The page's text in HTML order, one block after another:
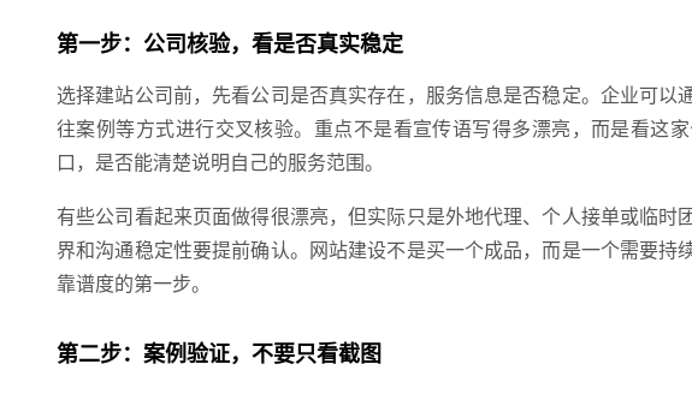
第一步：公司核验，看是否真实稳定
选择建站公司前，先看公司是否真实存在，服务信息是否稳定。企业可以
往案例等方式进行交叉核验。重点不是看宣传语写得多漂亮，而是看这
口，是否能清楚说明自己的服务范围。
有些公司看起来页面做得很漂亮，但实际只是外地代理、个人接单或临时
界和沟通稳定性要提前确认。网站建设不是买一个成品，而是一个需要
靠谱度的第一步。
第二步：案例验证，不要只看截图